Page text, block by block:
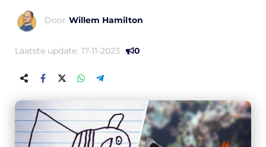
Door Willem Hamilton
Laatste update: 17-11-2023 0